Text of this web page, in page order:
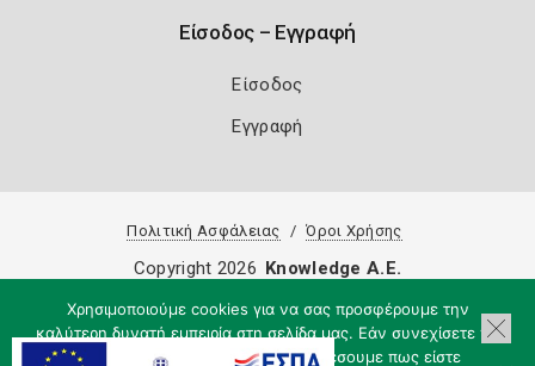
Είσοδος – Εγγραφή
Είσοδος
Εγγραφή
Πολιτική Ασφάλειας Όροι Χρήσης
Χρησιμοποιούμε cookies για να σας προσφέρουμε την
καλύτερη δυνατή εμπειρία στη σελίδα μας. Εάν συνεχίσετε να
χρησιμοποιείτε τη σελίδα, θα υποθέσουμε πως είστε
Copyright 2026 Knowledge A.E.